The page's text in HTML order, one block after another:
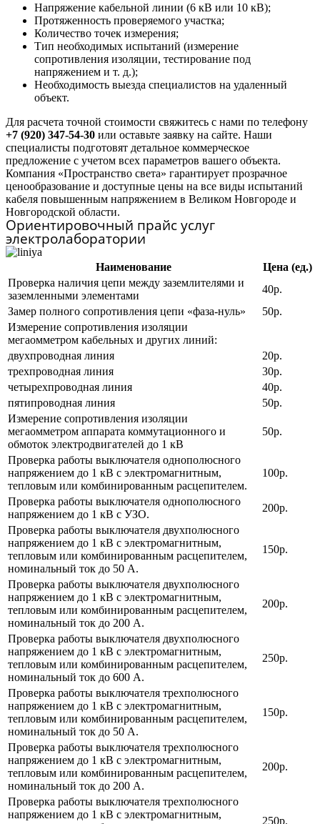
Напряжение кабельной линии (6 кВ или 10 кВ);
Протяженность проверяемого участка;
Количество точек измерения;
Тип необходимых испытаний (измерение
сопротивления изоляции, тестирование под
напряжением и т. д.);
Необходимость выезда специалистов на удаленный
объект.
Для расчета точной стоимости свяжитесь с нами по телефону
+7 (920) 347-54-30 или оставьте заявку на сайте. Наши
специалисты подготовят детальное коммерческое
предложение с учетом всех параметров вашего объекта.
Компания «Пространство света» гарантирует прозрачное
ценообразование и доступные цены на все виды испытаний
кабеля повышенным напряжением в Великом Новгороде и
Новгородской области.
Ориентировочный прайс услуг
электролаборатории
Наименование
Цена (ед.)
Проверка наличия цепи между заземлителями и
заземленными элементами
40р.
Замер полного сопротивления цепи «фаза-нуль»
50р.
Измерение сопротивления изоляции
мегаомметром кабельных и других линий:
двухпроводная линия
20р.
трехпроводная линия
30р.
четырехпроводная линия
40р.
пятипроводная линия
50р.
Измерение сопротивления изоляции
мегаомметром аппарата коммутационного и
обмоток электродвигателей до 1 кВ
50р.
Проверка работы выключателя однополюсного
напряжением до 1 кВ с электромагнитным,
тепловым или комбинированным расцепителем.
100р.
Проверка работы выключателя однополюсного
напряжением до 1 кВ с УЗО.
200р.
Проверка работы выключателя двухполюсного
напряжением до 1 кВ с электромагнитным,
тепловым или комбинированным расцепителем,
номинальный ток до 50 А.
150р.
Проверка работы выключателя двухполюсного
напряжением до 1 кВ с электромагнитным,
тепловым или комбинированным расцепителем,
номинальный ток до 200 А.
200р.
Проверка работы выключателя двухполюсного
напряжением до 1 кВ с электромагнитным,
тепловым или комбинированным расцепителем,
номинальный ток до 600 А.
250р.
Проверка работы выключателя трехполюсного
напряжением до 1 кВ с электромагнитным,
тепловым или комбинированным расцепителем,
номинальный ток до 50 А.
150р.
Проверка работы выключателя трехполюсного
напряжением до 1 кВ с электромагнитным,
тепловым или комбинированным расцепителем,
номинальный ток до 200 А.
200р.
Проверка работы выключателя трехполюсного
напряжением до 1 кВ с электромагнитным,
250р.